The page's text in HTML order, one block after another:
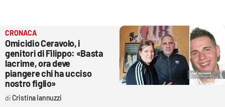
CRONACA
Omicidio Ceravolo, i
genitori di Filippo: «Basta
lacrime, ora deve
piangere chi ha ucciso
nostro figlio»
Cristina Iannuzzi